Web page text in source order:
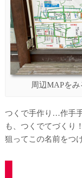
周辺MAPをみ
つくで手作り…作手
も、つくでてづくり！
狙ってこの名前をつ